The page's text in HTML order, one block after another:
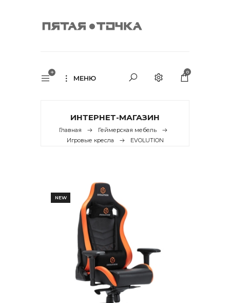
МЕНЮ
0
ИНТЕРНЕТ-МАГАЗИН
Главная
Геймерская мебель
Игровые кресла
EVOLUTION
NEW